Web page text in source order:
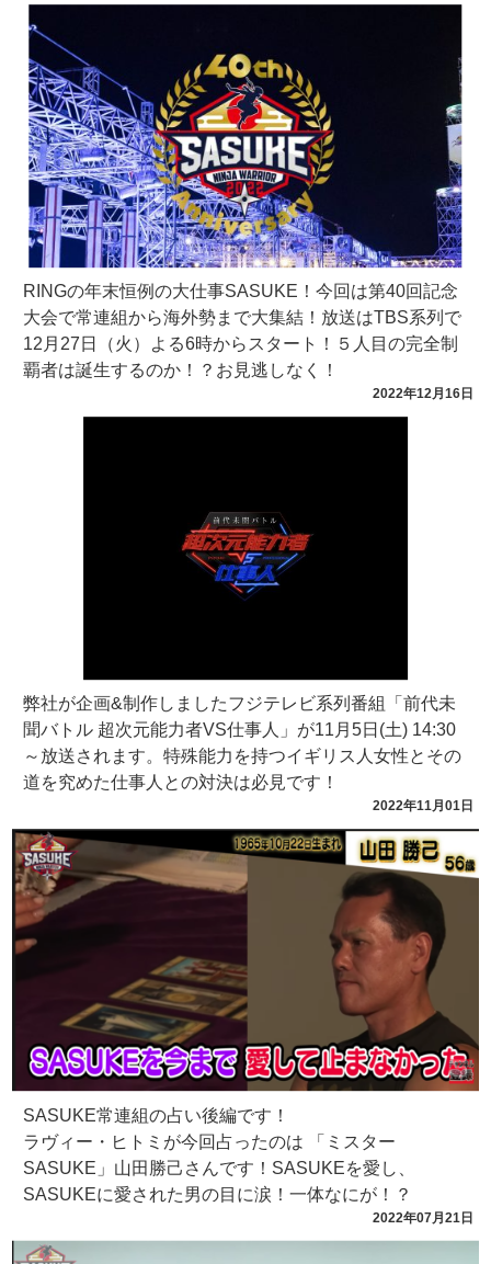
2022年12月16日
RINGの年末恒例の大仕事SASUKE！今回は第40回記念
大会で常連組から海外勢まで大集結！放送はTBS系列で
12月27日（火）よる6時からスタート！５人目の完全制
覇者は誕生するのか！？お見逃しなく！
2022年11月01日
弊社が企画&制作しましたフジテレビ系列番組「前代未
聞バトル 超次元能力者VS仕事人」が11月5日(土) 14:30
～放送されます。特殊能力を持つイギリス人女性とその
道を究めた仕事人との対決は必見です！
2022年07月21日
SASUKE常連組の占い後編です！
ラヴィー・ヒトミが今回占ったのは 「ミスター
SASUKE」山田勝己さんです！SASUKEを愛し、
SASUKEに愛された男の目に涙！一体なにが！？